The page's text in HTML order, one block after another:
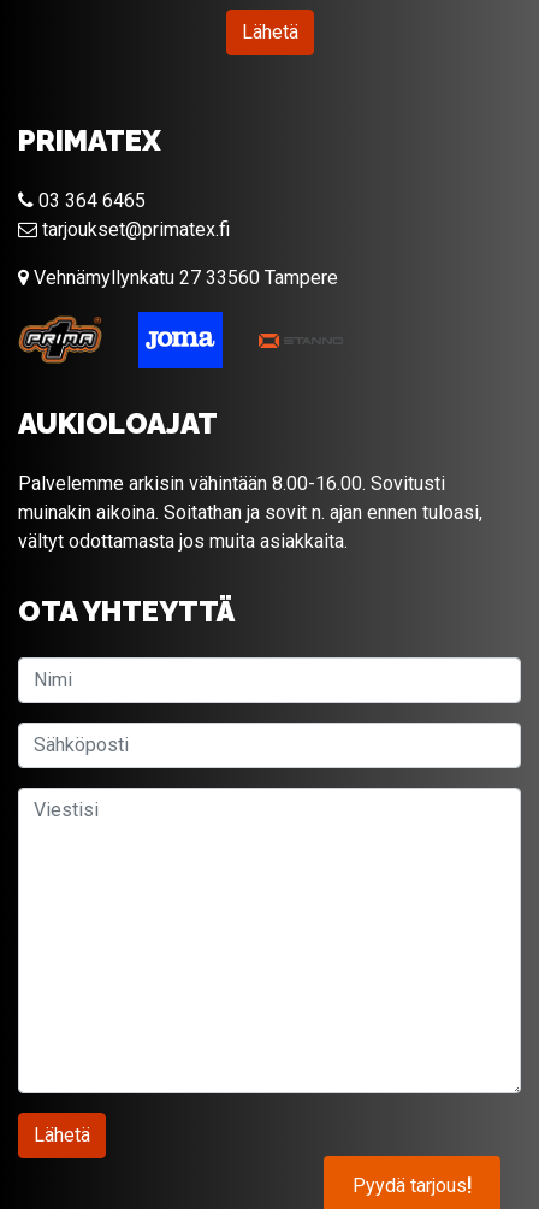
Lähetä
PRIMATEX
03 364 6465
tarjoukset@primatex.fi
Vehnämyllynkatu 27 33560 Tampere
AUKIOLOAJAT
Palvelemme arkisin vähintään 8.00-16.00. Sovitusti
muinakin aikoina. Soitathan ja sovit n. ajan ennen tuloasi,
vältyt odottamasta jos muita asiakkaita.
OTA YHTEYTTÄ
Pyydä tarjous!